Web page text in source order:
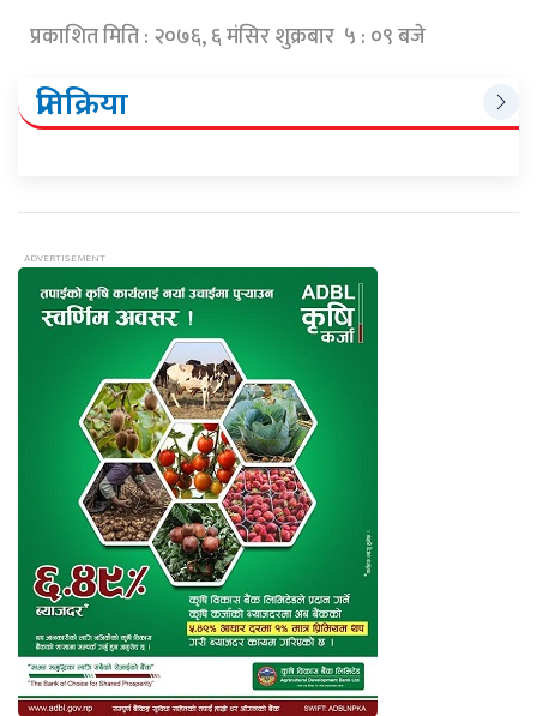
प्रकाशित मिति : २०७६, ६ मंसिर शुक्रबार ५ : ०९ बजे
प्रतिक्रिया